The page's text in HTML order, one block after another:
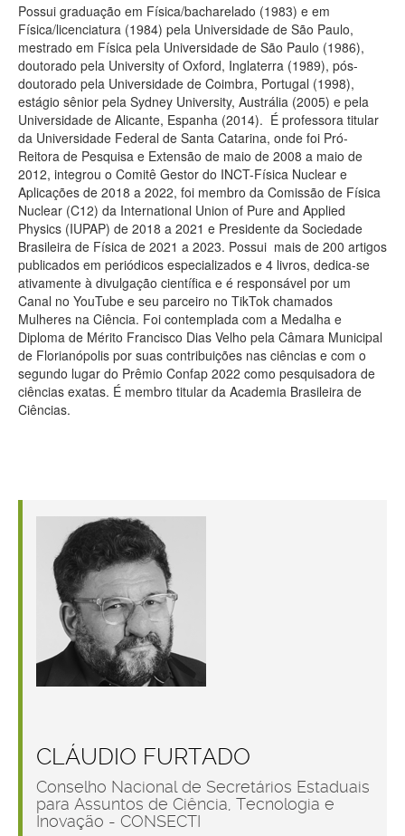
Possui graduação em Física/bacharelado (1983) e em
Física/licenciatura (1984) pela Universidade de São Paulo,
mestrado em Física pela Universidade de São Paulo (1986),
doutorado pela University of Oxford, Inglaterra (1989), pós-
doutorado pela Universidade de Coimbra, Portugal (1998),
estágio sênior pela Sydney University, Austrália (2005) e pela
Universidade de Alicante, Espanha (2014). É professora titular
da Universidade Federal de Santa Catarina, onde foi Pró-
Reitora de Pesquisa e Extensão de maio de 2008 a maio de
2012, integrou o Comitê Gestor do INCT-Física Nuclear e
Aplicações de 2018 a 2022, foi membro da Comissão de Física
Nuclear (C12) da International Union of Pure and Applied
Physics (IUPAP) de 2018 a 2021 e Presidente da Sociedade
Brasileira de Física de 2021 a 2023. Possui mais de 200 artigos
publicados em periódicos especializados e 4 livros, dedica-se
ativamente à divulgação científica e é responsável por um
Canal no YouTube e seu parceiro no TikTok chamados
Mulheres na Ciência. Foi contemplada com a Medalha e
Diploma de Mérito Francisco Dias Velho pela Câmara Municipal
de Florianópolis por suas contribuições nas ciências e com o
segundo lugar do Prêmio Confap 2022 como pesquisadora de
ciências exatas. É membro titular da Academia Brasileira de
Ciências.
CLÁUDIO FURTADO
Conselho Nacional de Secretários Estaduais
para Assuntos de Ciência, Tecnologia e
Inovação - CONSECTI